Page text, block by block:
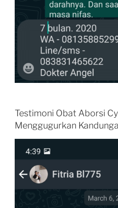
Testimoni Obat Aborsi
Menggugurkan